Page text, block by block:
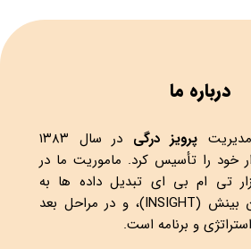
درباره ما
پرویز درگی
در سال ۱۳۸۳
خود را تأسیس کرد. ماموریت ما در
تی ام بی ای تبدیل داده ها به
اطلاعات، و پس از آن بینش (INSIGHT)، و در مراحل بعد
استراتژی و برنامه است.